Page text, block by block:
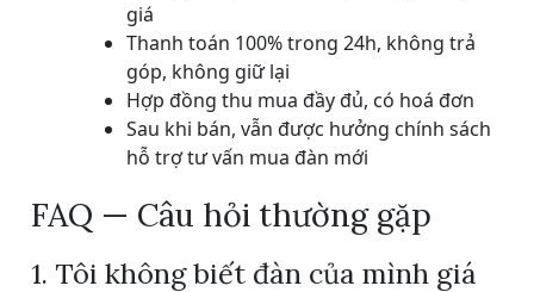
giá
Thanh toán 100% trong 24h, không trả
góp, không giữ lại
Hợp đồng thu mua đầy đủ, có hoá đơn
Sau khi bán, vẫn được hưởng chính sách
hỗ trợ tư vấn mua đàn mới
FAQ — Câu hỏi thường gặp
1. Tôi không biết đàn của mình giá